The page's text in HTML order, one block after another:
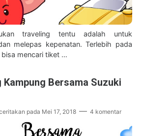
traveling tentu adalah untuk
melepas kepenatan. Terlebih pada
mencari tiket …
Kampung Bersama Suzuki
pada Mei 17, 2018 4 komentar